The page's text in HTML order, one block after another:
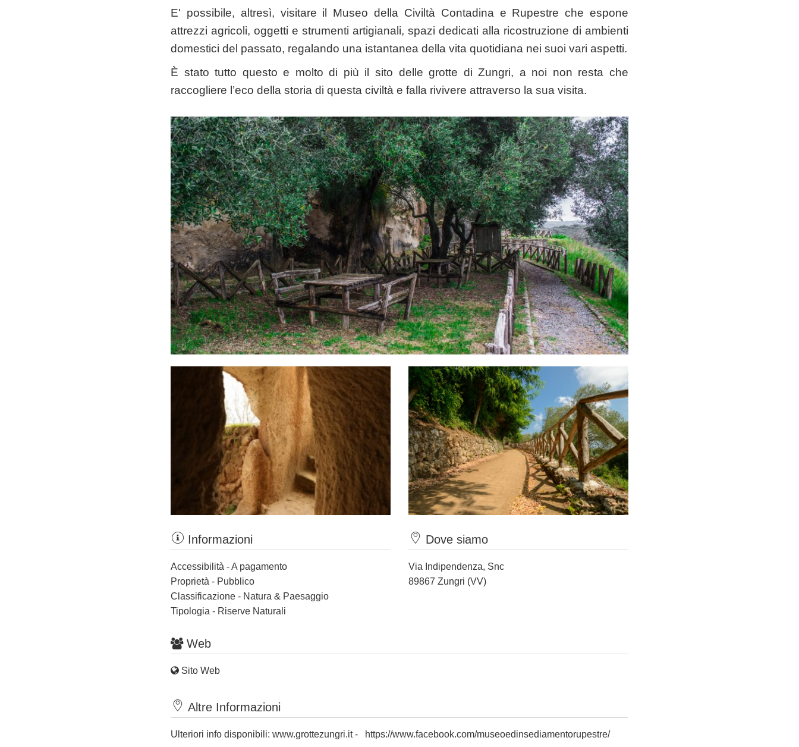
E' possibile, altresì, visitare il Museo della Civiltà Contadina e Rupestre che espone
attrezzi agricoli, oggetti e strumenti artigianali, spazi dedicati alla ricostruzione di ambienti
domestici del passato, regalando una istantanea della vita quotidiana nei suoi vari aspetti.
È stato tutto questo e molto di più il sito delle grotte di Zungri, a noi non resta che
raccogliere l’eco della storia di questa civiltà e falla rivivere attraverso la sua visita.
Informazioni
Accessibilità - A pagamento
Proprietà - Pubblico
Classificazione - Natura & Paesaggio
Tipologia - Riserve Naturali
Dove siamo
Via Indipendenza, Snc
89867 Zungri (VV)
Web
Sito Web
Altre Informazioni
Ulteriori info disponibili: www.grottezungri.it- https://www.facebook.com/museoedinsediamentorupestre/